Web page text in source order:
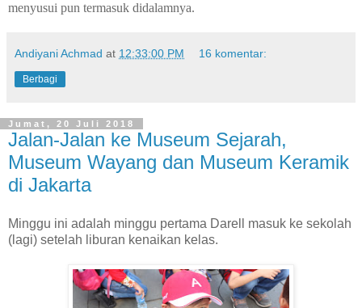
menyusui pun termasuk didalamnya.
Andiyani Achmad at 12:33:00 PM 16 komentar:
Berbagi
Jumat, 20 Juli 2018
Jalan-Jalan ke Museum Sejarah,
Museum Wayang dan Museum Keramik
di Jakarta
Minggu ini adalah minggu pertama Darell masuk ke sekolah
(lagi) setelah liburan kenaikan kelas.